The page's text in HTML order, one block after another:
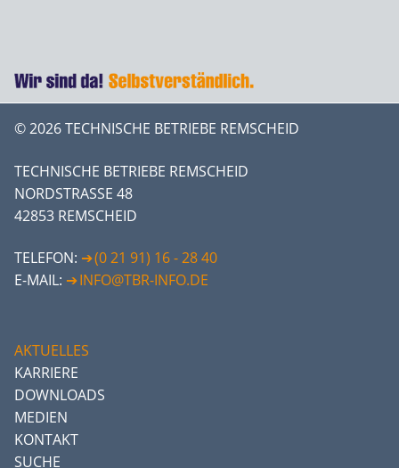
© 2026 TECHNISCHE BETRIEBE REMSCHEID
TECHNISCHE BETRIEBE REMSCHEID
NORDSTRASSE 48
42853 REMSCHEID
TELEFON:
(0 21 91) 16 - 28 40
E-MAIL:
INFO@TBR-INFO.DE
AKTUELLES
KARRIERE
DOWNLOADS
MEDIEN
KONTAKT
SUCHE